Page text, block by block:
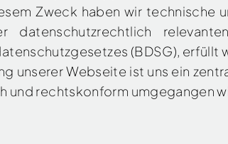
Zweck haben wir technische
datenschutzrechtlich
(BDSG), erfüllt
unserer Webseite ist uns ein
und rechtskonform umgegangen